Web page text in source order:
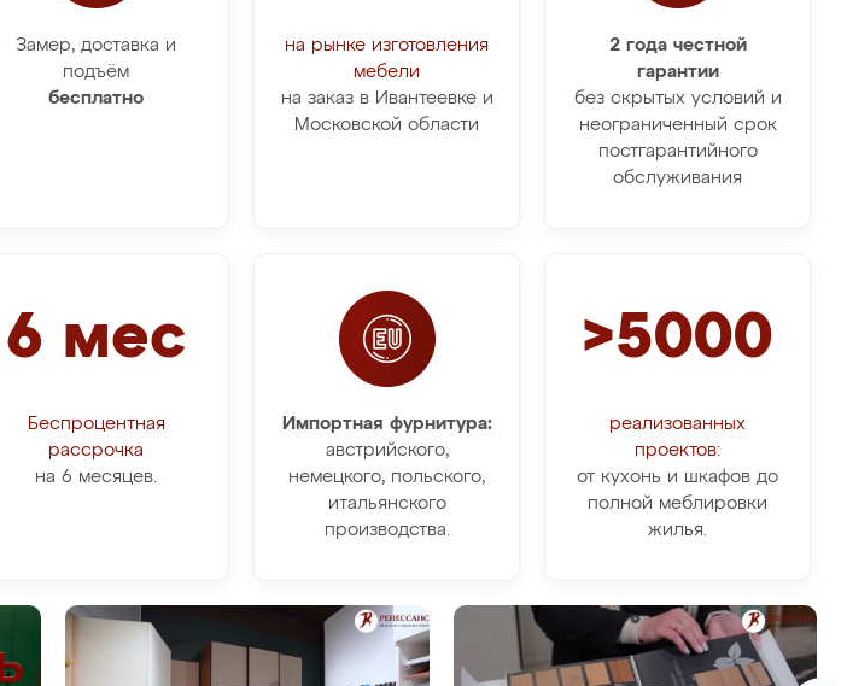
Замер, доставка и
подъём
бесплатно
на рынке изготовления
мебели
на заказ в Ивантеевке и
Московской области
2 года честной
гарантии
без скрытых условий и
неограниченный срок
постгарантийного
обслуживания
6 мес
Беспроцентная
рассрочка
на 6 месяцев.
Импортная фурнитура:
австрийского,
немецкого, польского,
итальянского
производства.
>5000
реализованных
проектов:
от кухонь и шкафов до
полной меблировки
жилья.